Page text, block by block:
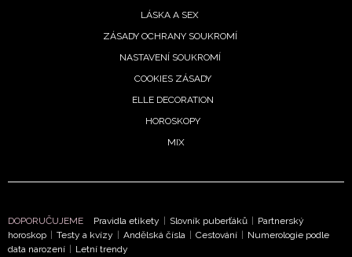
LÁSKA A SEX
ZÁSADY OCHRANY SOUKROMÍ
NASTAVENÍ SOUKROMÍ
COOKIES ZÁSADY
ELLE DECORATION
HOROSKOPY
MIX
DOPORUČUJEME Pravidla etikety | Slovník puberťáků | Partnerský
horoskop | Testy a kvízy | Andělská čísla | Cestování | Numerologie podle
data narození | Letní trendy